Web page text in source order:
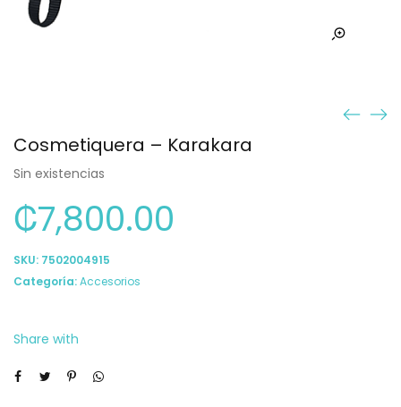
Cosmetiquera – Karakara
Sin existencias
₡7,800.00
SKU: 7502004915
Categoría:Accesorios
Share with